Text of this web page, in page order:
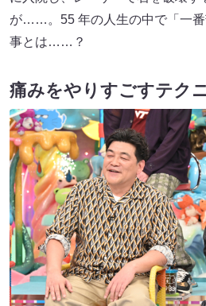
が……。55 年の人生の中で「一
事とは……？
痛みをやりすごすテク